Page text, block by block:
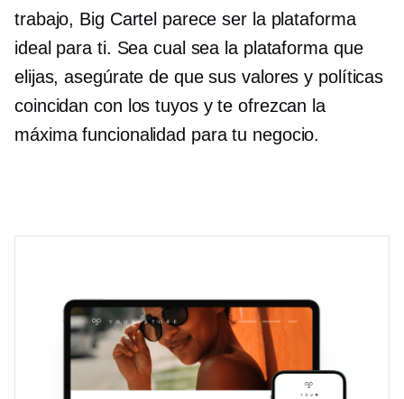
trabajo, Big Cartel parece ser la plataforma
ideal para ti. Sea cual sea la plataforma que
elijas, asegúrate de que sus valores y políticas
coincidan con los tuyos y te ofrezcan la
máxima funcionalidad para tu negocio.